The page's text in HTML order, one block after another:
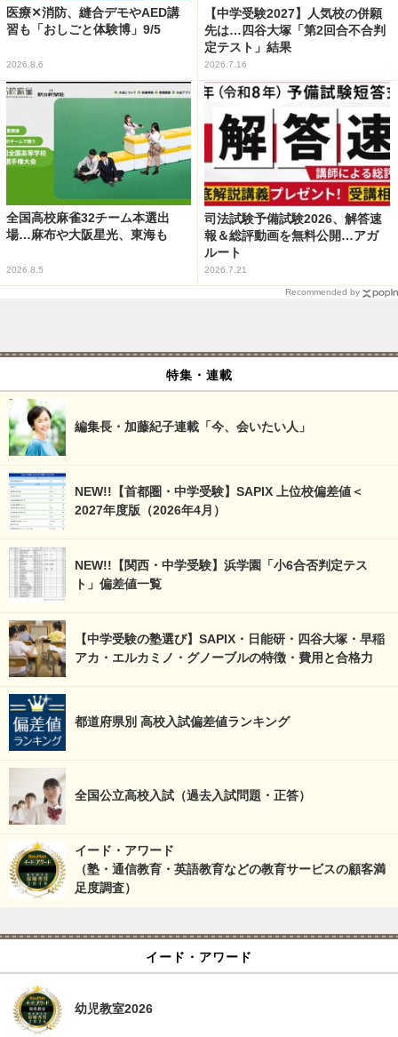
医療✕消防、縫合デモやAED講
習も「おしごと体験博」9/5
2026.8.6
【中学受験2027】人気校の併願
先は…四谷大塚「第2回合不合判
定テスト」結果
2026.7.16
全国高校麻雀32チーム本選出
場…麻布や大阪星光、東海も
2026.8.5
司法試験予備試験2026、解答速
報＆総評動画を無料公開…アガ
ルート
2026.7.21
Recommended by
特集・連載
編集長・加藤紀子連載「今、会いたい人」
NEW!!【首都圏・中学受験】SAPIX 上位校偏差値＜
2027年度版（2026年4月）
NEW!!【関西・中学受験】浜学園「小6合否判定テス
ト」偏差値一覧
【中学受験の塾選び】SAPIX・日能研・四谷大塚・早稲
アカ・エルカミノ・グノーブルの特徴・費用と合格力
都道府県別 高校入試偏差値ランキング
全国公立高校入試（過去入試問題・正答）
イード・アワード
（塾・通信教育・英語教育などの教育サービスの顧客満
足度調査）
イード・アワード
幼児教室2026